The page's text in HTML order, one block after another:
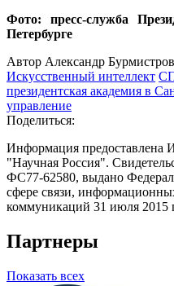
Фото: пресс-служба
Петербурге
Автор Александр Бурмистров
Искусственный интеллект
президентская академия в
управление
Поделиться:
Информация предоставлена
"Научная Россия".
ФС77-62580, выдано
сфере связи,
коммуникаций 31 июля 2015
Партнеры
Показать всех